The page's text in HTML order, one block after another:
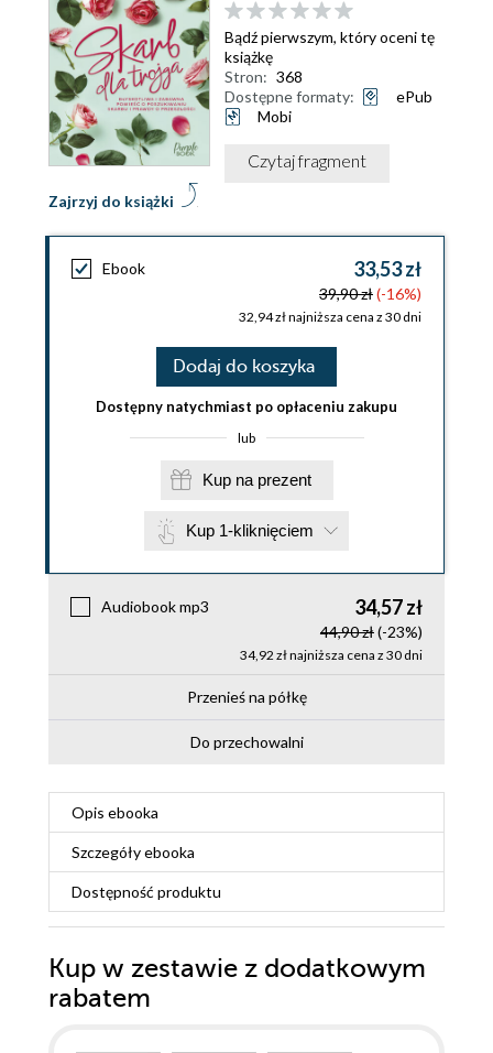
Zajrzyj do książki
Bądź pierwszym, który oceni tę
książkę
Stron: 368
Dostępne formaty:
ePub
Mobi
Czytaj fragment
Ebook 33,53 zł
39,90 zł(-16%)
32,94 zł najniższa cena z 30 dni
Dodaj do koszyka
Dostępny natychmiast po opłaceniu zakupu
lub
Kup na prezent
Kup 1-kliknięciem
Audiobook mp3 34,57 zł
44,90 zł(-23%)
34,92 zł najniższa cena z 30 dni
Przenieś na półkę
Do przechowalni
Opis ebooka
Szczegółyebooka
Dostępność produktu
Kup w zestawie z dodatkowym
rabatem